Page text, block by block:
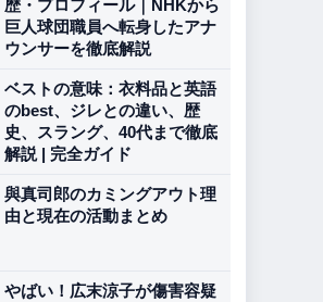
歴・プロフィール｜NHKから
巨人球団職員へ転身したアナ
ウンサーを徹底解説
ベストの意味：衣料品と英語
のbest、ジレとの違い、歴
史、スラング、40代まで徹底
解説 | 完全ガイド
與真司郎のカミングアウト理
由と現在の活動まとめ
やばい！広末涼子が傷害容疑